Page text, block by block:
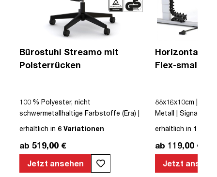
Bürostuhl Streamo mit
Polsterrücken
100 % Polyester, nicht
schwermetallhaltige Farbstoffe (Era) |
Schwarz | Drehstuhl | Polsterrücken |
Höhenverstellbar | Verstellbare
Armlehnen | Verstellbare Rückenlehne |
Belastbar bis 120kg | Textil | Schwarz |
erhältlich in 6 Variationen
ab 519,00 €
Jetzt ansehen
Horizontaler
Flex-small +
88x16x10cm |
Metall | Signalweiß
erhältlich in 12
ab 119,00 €
Jetzt